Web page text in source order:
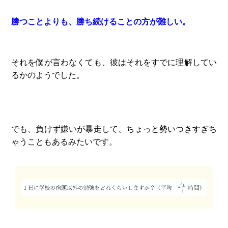
勝つことよりも、勝ち続けることの方が難しい。
それを僕が言わなくても、彼はそれをすでに理解してい
るかのようでした。
でも、負けず嫌いが暴走して、ちょっと勢いつきすぎち
ゃうこともあるみたいです。